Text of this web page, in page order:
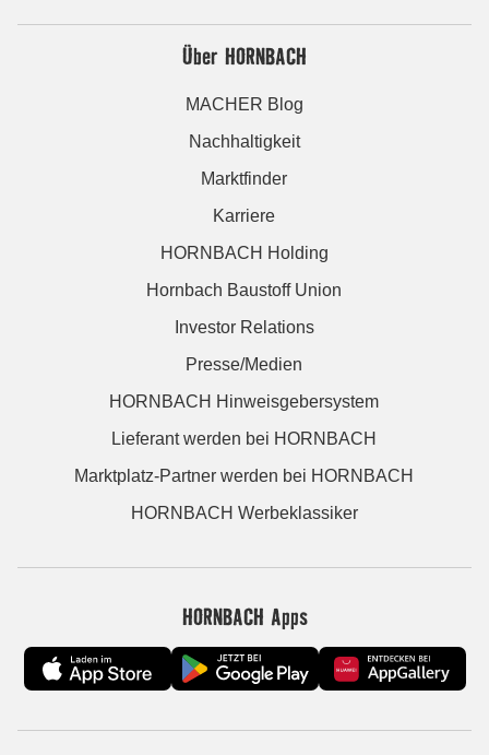
Über HORNBACH
MACHER Blog
Nachhaltigkeit
Marktfinder
Karriere
HORNBACH Holding
Hornbach Baustoff Union
Investor Relations
Presse/Medien
HORNBACH Hinweisgebersystem
Lieferant werden bei HORNBACH
Marktplatz-Partner werden bei HORNBACH
HORNBACH Werbeklassiker
HORNBACH Apps